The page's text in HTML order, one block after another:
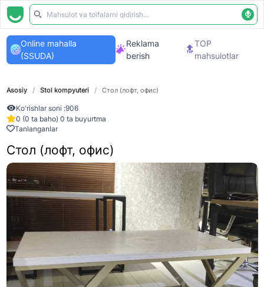
Online mahalla
(SSUDA)
Reklama
berish
TOP
mahsulotlar
Asosiy / Stol kompyuteri / Стол (лофт, офис)
Ko'rishlar soni :906
0 (0 ta baho) 0 ta buyurtma
Tanlanganlar
Стол (лофт, офис)